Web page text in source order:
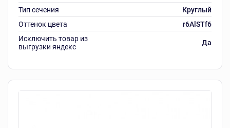
Тип сечения
Круглый
Оттенок цвета
r6AlSTf6
Исключить товар из
выгрузки яндекс
Да